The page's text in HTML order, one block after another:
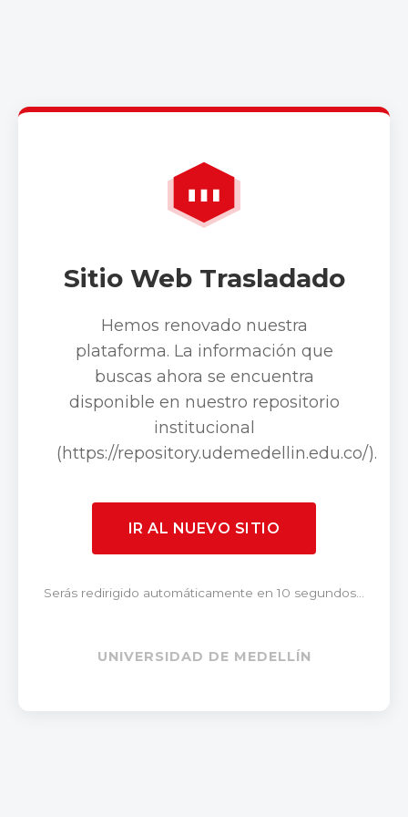
Sitio Web Trasladado
Hemos renovado nuestra
plataforma. La información que
buscas ahora se encuentra
disponible en nuestro repositorio
institucional
(https://repository.udemedellin.edu.co/).
IR AL NUEVO SITIO
Serás redirigido automáticamente en 10 segundos...
UNIVERSIDAD DE MEDELLÍN